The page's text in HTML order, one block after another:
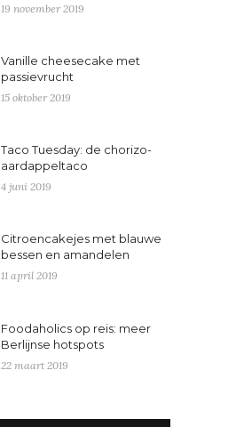
19 november 2019
Vanille cheesecake met
passievrucht
15 oktober 2019
Taco Tuesday: de chorizo-
aardappeltaco
4 juni 2019
Citroencakejes met blauwe
bessen en amandelen
11 april 2019
Foodaholics op reis: meer
Berlijnse hotspots
22 maart 2019